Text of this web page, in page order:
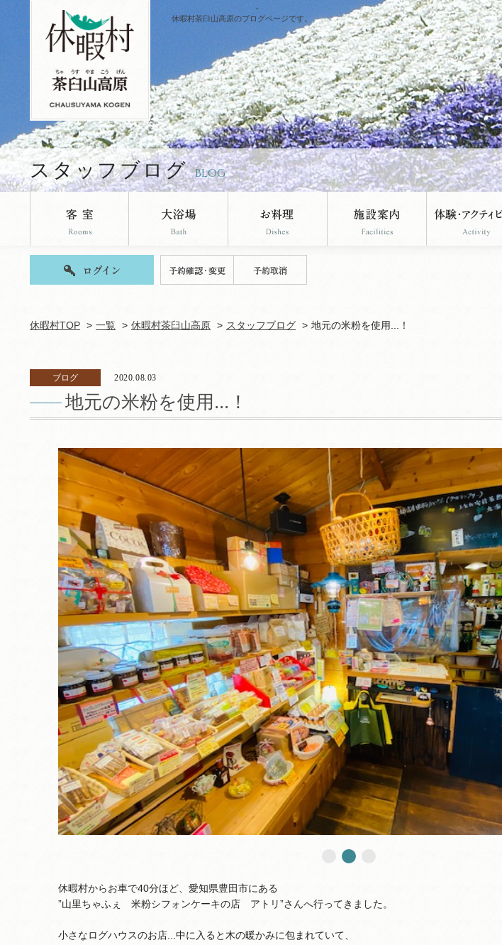
休暇村茶臼山高原のブログページです。
スタッフブログ BLOG
休暇村TOP 一覧 休暇村茶臼山高原 スタッフブログ 地元の米粉を使用...！
ブログ 2020.08.03
地元の米粉を使用...！
休暇村からお車で40分ほど、愛知県豊田市にある
”山里ちゃふぇ 米粉シフォンケーキの店 アトリ”さんへ行ってきました。
小さなログハウスのお店...中に入ると木の暖かみに包まれていて、